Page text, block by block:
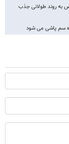
به روند طولانی جذب
سم پاشی می شود